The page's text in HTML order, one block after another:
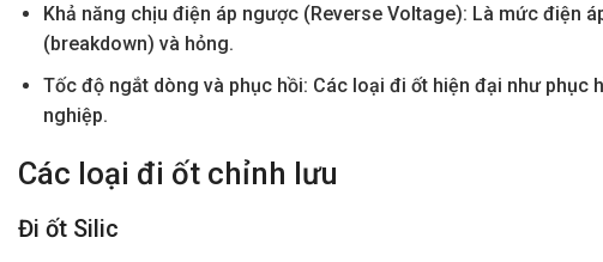
Khả năng chịu điện áp ngược (Reverse Voltage): Là mức điện
(breakdown) và hỏng.
Tốc độ ngắt dòng và phục hồi: Các loại đi ốt hiện đại như
nghiệp.
Các loại đi ốt chỉnh lưu
Đi ốt Silic